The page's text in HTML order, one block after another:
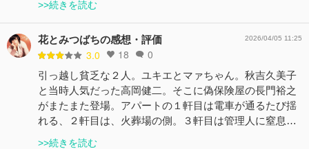
>>続きを読む
花とみつばちの感想・評価
3.0 18 0
2026/04/05 11:25
引っ越し貧乏な２人。ユキエとマァちゃん。秋吉久美子
と当時人気だった高岡健二。そこに偽保険屋の長門裕之
がまたまた登場。アパートの１軒目は電車が通るたび揺
れる、２軒目は、火葬場の側。３軒目は管理人に窒息…
>>続きを読む